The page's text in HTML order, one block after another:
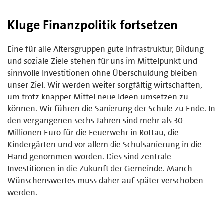
Kluge Finanzpolitik fortsetzen
Eine für alle Altersgruppen gute Infrastruktur, Bildung
und soziale Ziele stehen für uns im Mittelpunkt und
sinnvolle Investitionen ohne Überschuldung bleiben
unser Ziel. Wir werden weiter sorgfältig wirtschaften,
um trotz knapper Mittel neue Ideen umsetzen zu
können. Wir führen die Sanierung der Schule zu Ende. In
den vergangenen sechs Jahren sind mehr als 30
Millionen Euro für die Feuerwehr in Rottau, die
Kindergärten und vor allem die Schulsanierung in die
Hand genommen worden. Dies sind zentrale
Investitionen in die Zukunft der Gemeinde. Manch
Wünschenswertes muss daher auf später verschoben
werden.